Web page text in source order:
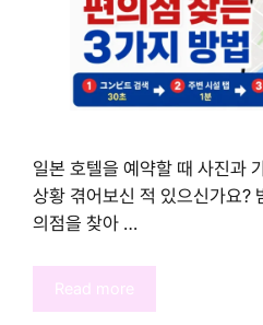
일본 호텔을 예약할 때 사진과
상황 겪어보신 적 있으신가요?
의점을 찾아 …
Read more